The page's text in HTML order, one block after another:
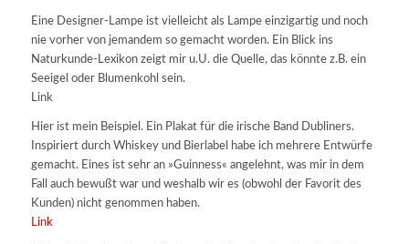
Eine Designer-Lampe ist vielleicht als Lampe einzigartig und noch
nie vorher von jemandem so gemacht worden. Ein Blick ins
Naturkunde-Lexikon zeigt mir u.U. die Quelle, das könnte z.B. ein
Seeigel oder Blumenkohl sein.
Link
Hier ist mein Beispiel. Ein Plakat für die irische Band Dubliners.
Inspiriert durch Whiskey und Bierlabel habe ich mehrere Entwürfe
gemacht. Eines ist sehr an »Guinness« angelehnt, was mir in dem
Fall auch bewußt war und weshalb wir es (obwohl der Favorit des
Kunden) nicht genommen haben.
Link